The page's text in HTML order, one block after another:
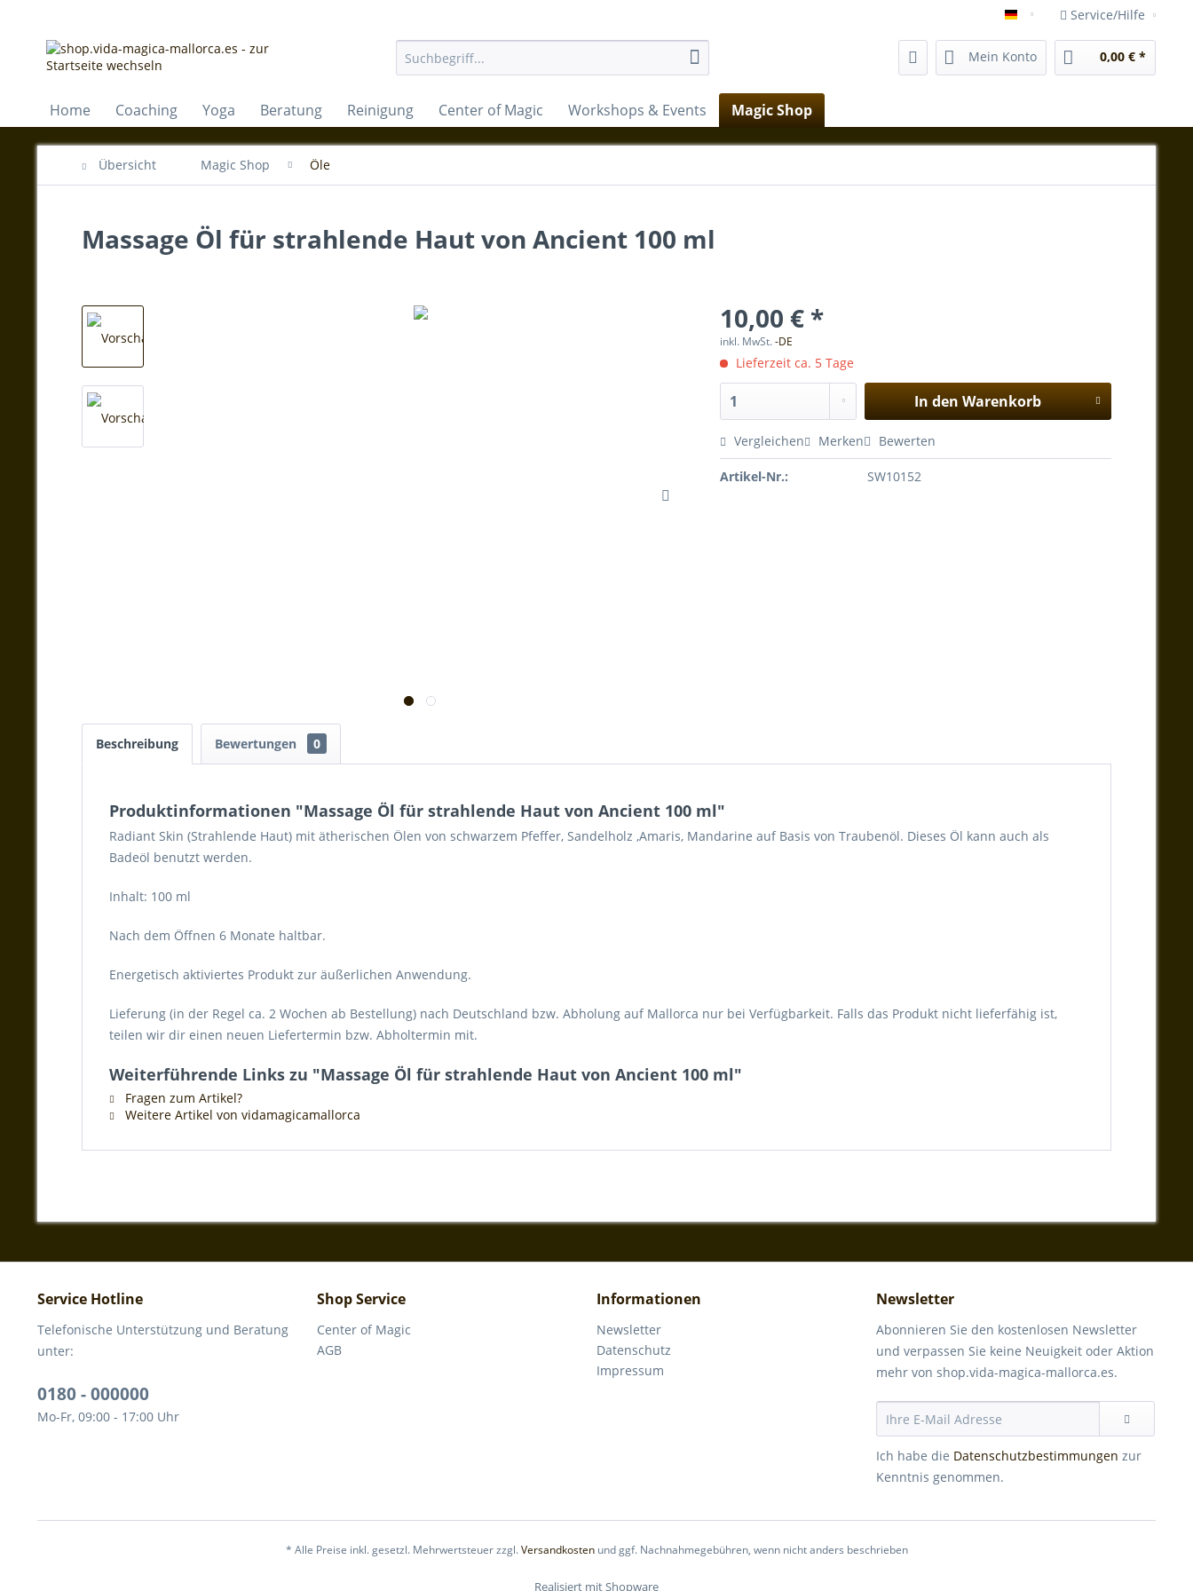
vida-magica-mallorca.com
Service/Hilfe
Mein Konto 0,00 € *
Home Coaching Yoga Beratung Reinigung Center of Magic Workshops & Events Magic Shop
Übersicht Magic Shop Öle
Massage Öl für strahlende Haut von Ancient 100 ml
10,00 € *
inkl. MwSt.-DE
Lieferzeit ca. 5 Tage
In den Warenkorb
Vergleichen Merken Bewerten
Artikel-Nr.: SW10152
Beschreibung Bewertungen 0
Produktinformationen "Massage Öl für strahlende Haut von Ancient 100 ml"
Radiant Skin (Strahlende Haut) mit ätherischen Ölen von schwarzem Pfeffer, Sandelholz ,Amaris, Mandarine auf Basis von Traubenöl. Dieses Öl kann auch als
Badeöl benutzt werden.
Inhalt: 100 ml
Nach dem Öffnen 6 Monate haltbar.
Energetisch aktiviertes Produkt zur äußerlichen Anwendung.
Lieferung (in der Regel ca. 2 Wochen ab Bestellung) nach Deutschland bzw. Abholung auf Mallorca nur bei Verfügbarkeit. Falls das Produkt nicht lieferfähig ist,
teilen wir dir einen neuen Liefertermin bzw. Abholtermin mit.
Weiterführende Links zu "Massage Öl für strahlende Haut von Ancient 100 ml"
Fragen zum Artikel?
Weitere Artikel von vidamagicamallorca
Service Hotline
Telefonische Unterstützung und Beratung
unter:
0180 - 000000
Mo-Fr, 09:00 - 17:00 Uhr
Shop Service
Center of Magic
AGB
Informationen
Newsletter
Datenschutz
Impressum
Newsletter
Abonnieren Sie den kostenlosen Newsletter
und verpassen Sie keine Neuigkeit oder Aktion
mehr von shop.vida-magica-mallorca.es.
Ich habe die Datenschutzbestimmungen zur
Kenntnis genommen.
* Alle Preise inkl. gesetzl. Mehrwertsteuer zzgl.Versandkostenund ggf. Nachnahmegebühren, wenn nicht anders beschrieben
Realisiert mit Shopware